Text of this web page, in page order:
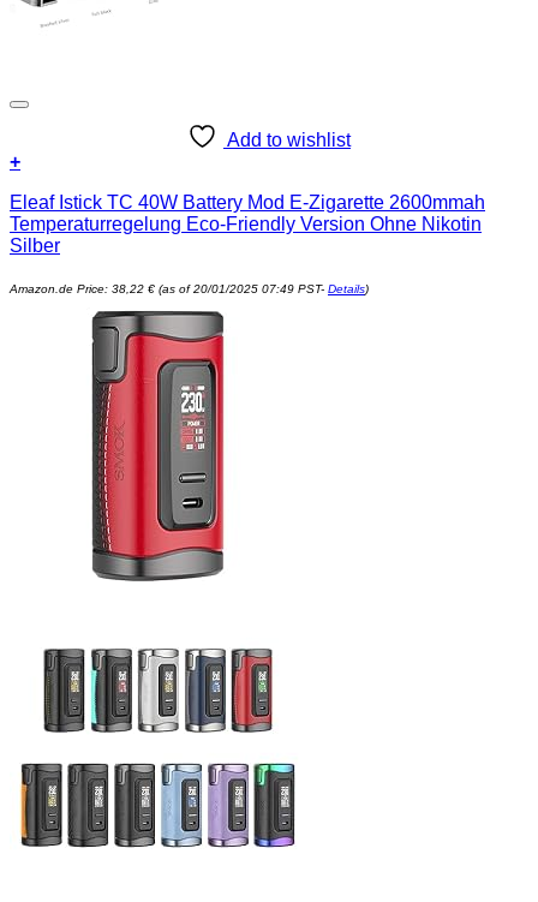
Add to wishlist
+
Eleaf Istick TC 40W Battery Mod E-Zigarette 2600mmah
Temperaturregelung Eco-Friendly Version Ohne Nikotin
Silber
Amazon.de Price: 38,22 € (as of 20/01/2025 07:49 PST- Details)